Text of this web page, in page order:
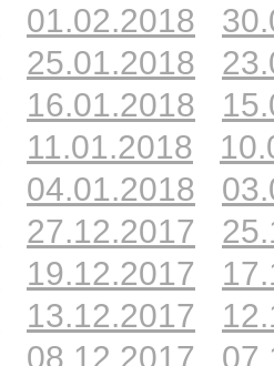
01.02.2018
25.01.2018
16.01.2018
11.01.2018
04.01.2018
27.12.2017
19.12.2017
13.12.2017
08.12.2017